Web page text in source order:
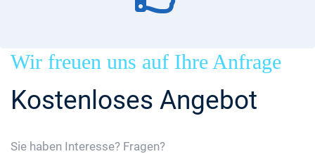
Wir freuen uns auf Ihre Anfrage
Kostenloses Angebot
Sie haben Interesse? Fragen?